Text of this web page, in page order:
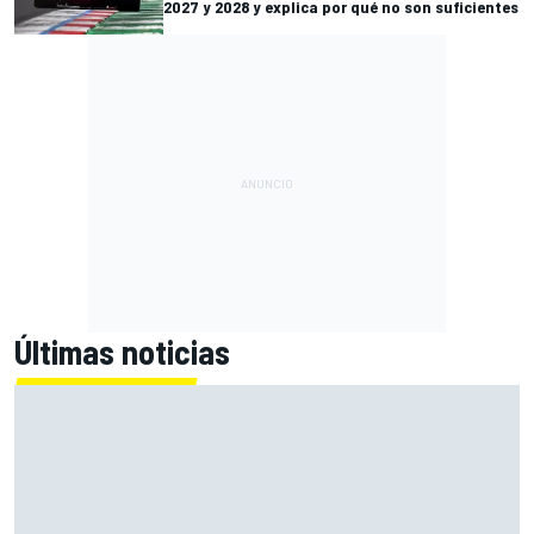
2027 y 2028 y explica por qué no son suficientes
Últimas noticias